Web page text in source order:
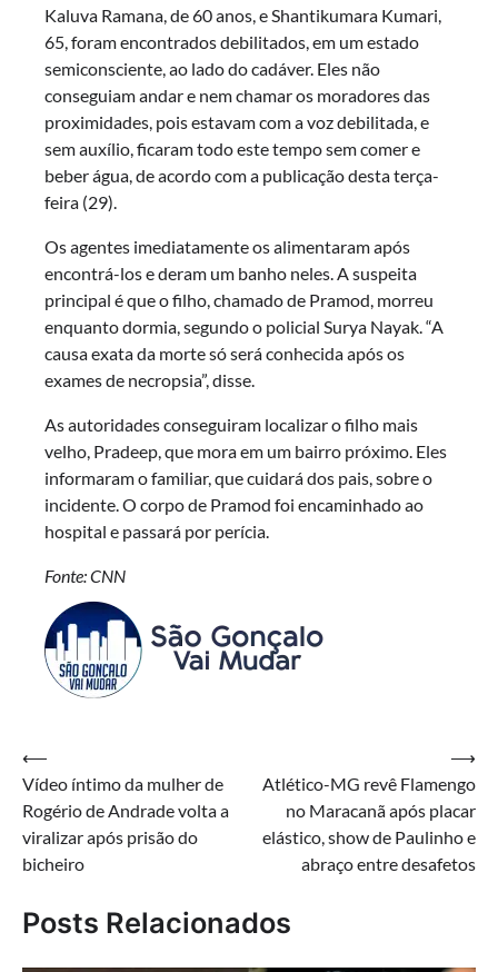
Kaluva Ramana, de 60 anos, e Shantikumara Kumari,
65, foram encontrados debilitados, em um estado
semiconsciente, ao lado do cadáver. Eles não
conseguiam andar e nem chamar os moradores das
proximidades, pois estavam com a voz debilitada, e
sem auxílio, ficaram todo este tempo sem comer e
beber água, de acordo com a publicação desta terça-
feira (29).
Os agentes imediatamente os alimentaram após
encontrá-los e deram um banho neles. A suspeita
principal é que o filho, chamado de Pramod, morreu
enquanto dormia, segundo o policial Surya Nayak. “A
causa exata da morte só será conhecida após os
exames de necropsia”, disse.
As autoridades conseguiram localizar o filho mais
velho, Pradeep, que mora em um bairro próximo. Eles
informaram o familiar, que cuidará dos pais, sobre o
incidente. O corpo de Pramod foi encaminhado ao
hospital e passará por perícia.
Fonte: CNN
Navegação
de
Post
⟵
Vídeo íntimo da mulher de
Rogério de Andrade volta a
viralizar após prisão do
bicheiro
Atlético-MG revê Flamengo
no Maracanã após placar
elástico, show de Paulinho e
abraço entre desafetos
⟶
Posts Relacionados